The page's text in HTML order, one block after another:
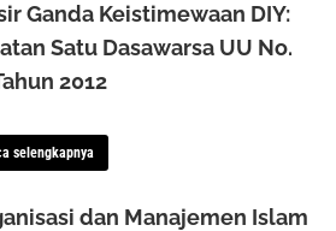
Ganda Keistimewaan DIY:
Satu Dasawarsa UU No.
2012
selengkapnya
dan Manajemen Islam